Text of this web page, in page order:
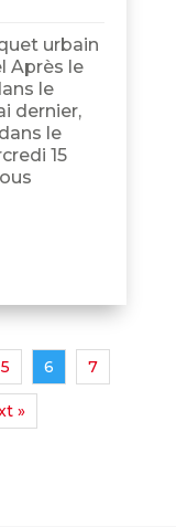
urbain
Après le
le
dernier,
le
15
5 6 7
»